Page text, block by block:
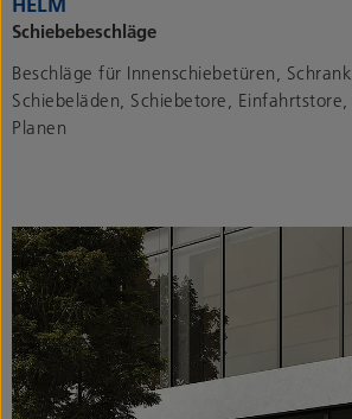
Schiebebeschläge
Beschläge für Innenschiebetüren,
Schiebeläden, Schiebetore,
Planen